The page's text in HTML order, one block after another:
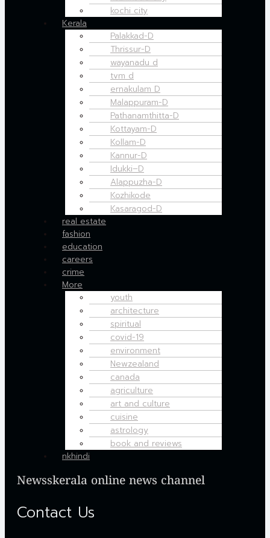
kochi city
Kerala
Palakkad-D
Thrissur-D
wayanadu d
tvm d
ernakulam D
Malappuram-D
Pathanamthitta-D
Kottayam-D
Kollam-D
Kannur-D
Idukki–D
Alappuzha-D
Kozhikode
Kasaragod-D
real estate
fashion
education
careers
crime
More
youth
architecture
spiritual
covid-19
environment
Newzealand
canada
agriculture
art and culture
cuisine
astrology
book and reviews
nkhindi
Newsskerala online news channel
Contact Us